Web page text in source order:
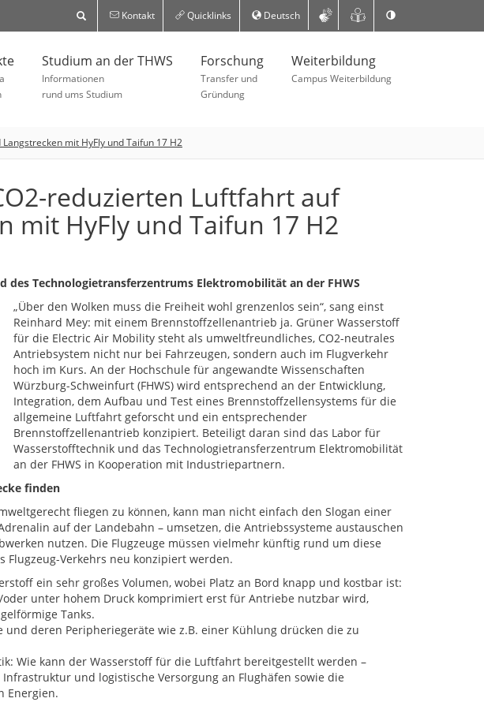
Kontakt Quicklinks Deutsch
Studium an der THWS
Informationen
rund ums Studium
Forschung
Transfer und
Gründung
Weiterbildung
Campus Weiterbildung
mit HyFly und Taifun 17 H2
reduzierten Luftfahrt auf
mit HyFly und Taifun 17 H2
des Technologietransferzentrums Elektromobilität an der FHWS
„Über den Wolken muss die Freiheit wohl grenzenlos sein“, sang einst
Reinhard Mey: mit einem Brennstoffzellenantrieb ja. Grüner Wasserstoff
für die Electric Air Mobility steht als umweltfreundliches, CO2-neutrales
Antriebsystem nicht nur bei Fahrzeugen, sondern auch im Flugverkehr
hoch im Kurs. An der Hochschule für angewandte Wissenschaften
Würzburg-Schweinfurt (FHWS) wird entsprechend an der Entwicklung,
Integration, dem Aufbau und Test eines Brennstoffzellensystems für die
allgemeine Luftfahrt geforscht und ein entsprechender
Brennstoffzellenantrieb konzipiert. Beteiligt daran sind das Labor für
Wasserstofftechnik und das Technologietransferzentrum Elektromobilität
an der FHWS in Kooperation mit Industriepartnern.
finden
fliegen zu können, kann man nicht einfach den Slogan einer
auf der Landebahn – umsetzen, die Antriebssysteme austauschen
nutzen. Die Flugzeuge müssen vielmehr künftig rund um diese
Verkehrs neu konzipiert werden.
ein sehr großes Volumen, wobei Platz an Bord knapp und kostbar ist:
oder unter hohem Druck komprimiert erst für Antriebe nutzbar wird,
Tanks.
und deren Peripheriegeräte wie z.B. einer Kühlung drücken die zu
Wie kann der Wasserstoff für die Luftfahrt bereitgestellt werden –
und logistische Versorgung an Flughäfen sowie die
Energien.